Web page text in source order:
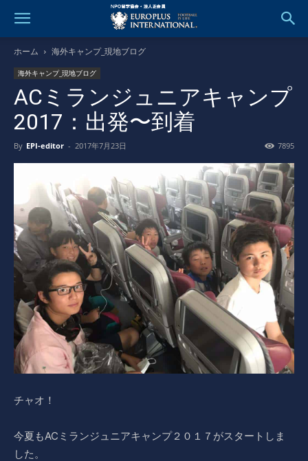
ホーム 海外キャンプ_現地ブログ
海外キャンプ_現地ブログ
ACミランジュニアキャンプ
2017：出発〜到着
By EPI-editor - 2017年7月23日 7895
チャオ！
今夏もACミランジュニアキャンプ２０１７がスタートしま
した。